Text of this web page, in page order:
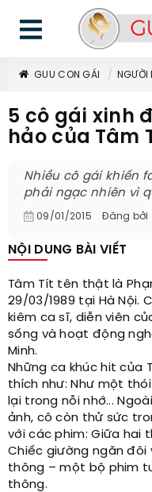
GUU CON GÁI NGƯỜI
5 cô gái xinh
hảo của Tâm
Nhiều cô gái khiến
phải ngạc nhiên vì
09/01/2015 Đăng bởi
NỘI DUNG BÀI VIẾT
Tâm Tít tên thật là
29/03/1989 tại Hà Nội.
kiêm ca sĩ, diễn viên
sống và hoạt động
Minh.
Những ca khúc hit của
thích như: Như một
lại trong nỗi nhớ...
ảnh, cô còn thử sức
với các phim: Giữa hai
Chiếc giường ngăn đôi
thông – một bộ phim
thông.